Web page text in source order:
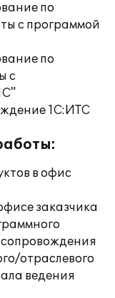
по
с программой
по
с
1С:ИТС
в офис
заказчика
сопровождения
отраслевого
ведения